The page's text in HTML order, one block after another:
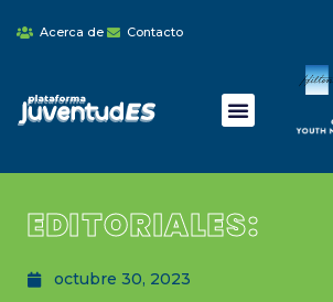
Acerca de Contacto
EDITORIALES:
octubre 30, 2023